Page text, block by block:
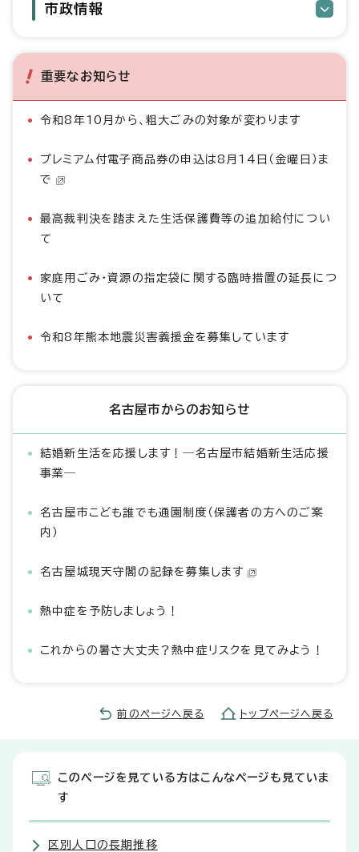
市政情報
重要なお知らせ
令和8年10月から、粗大ごみの対象が変わります
プレミアム付電子商品券の申込は8月14日（金曜日）ま
で
最高裁判決を踏まえた生活保護費等の追加給付につい
て
家庭用ごみ・資源の指定袋に関する臨時措置の延長につ
いて
令和8年熊本地震災害義援金を募集しています
名古屋市からのお知らせ
結婚新生活を応援します！―名古屋市結婚新生活応援
事業―
名古屋市こども誰でも通園制度（保護者の方へのご案
内）
名古屋城現天守閣の記録を募集します
熱中症を予防しましょう！
これからの暑さ大丈夫？熱中症リスクを見てみよう！
前のページへ戻る トップページへ戻る
このページを見ている方はこんなページも見ていま
す
区別人口の長期推移